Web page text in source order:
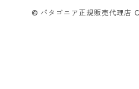
© パタゴニア正規販売代理店